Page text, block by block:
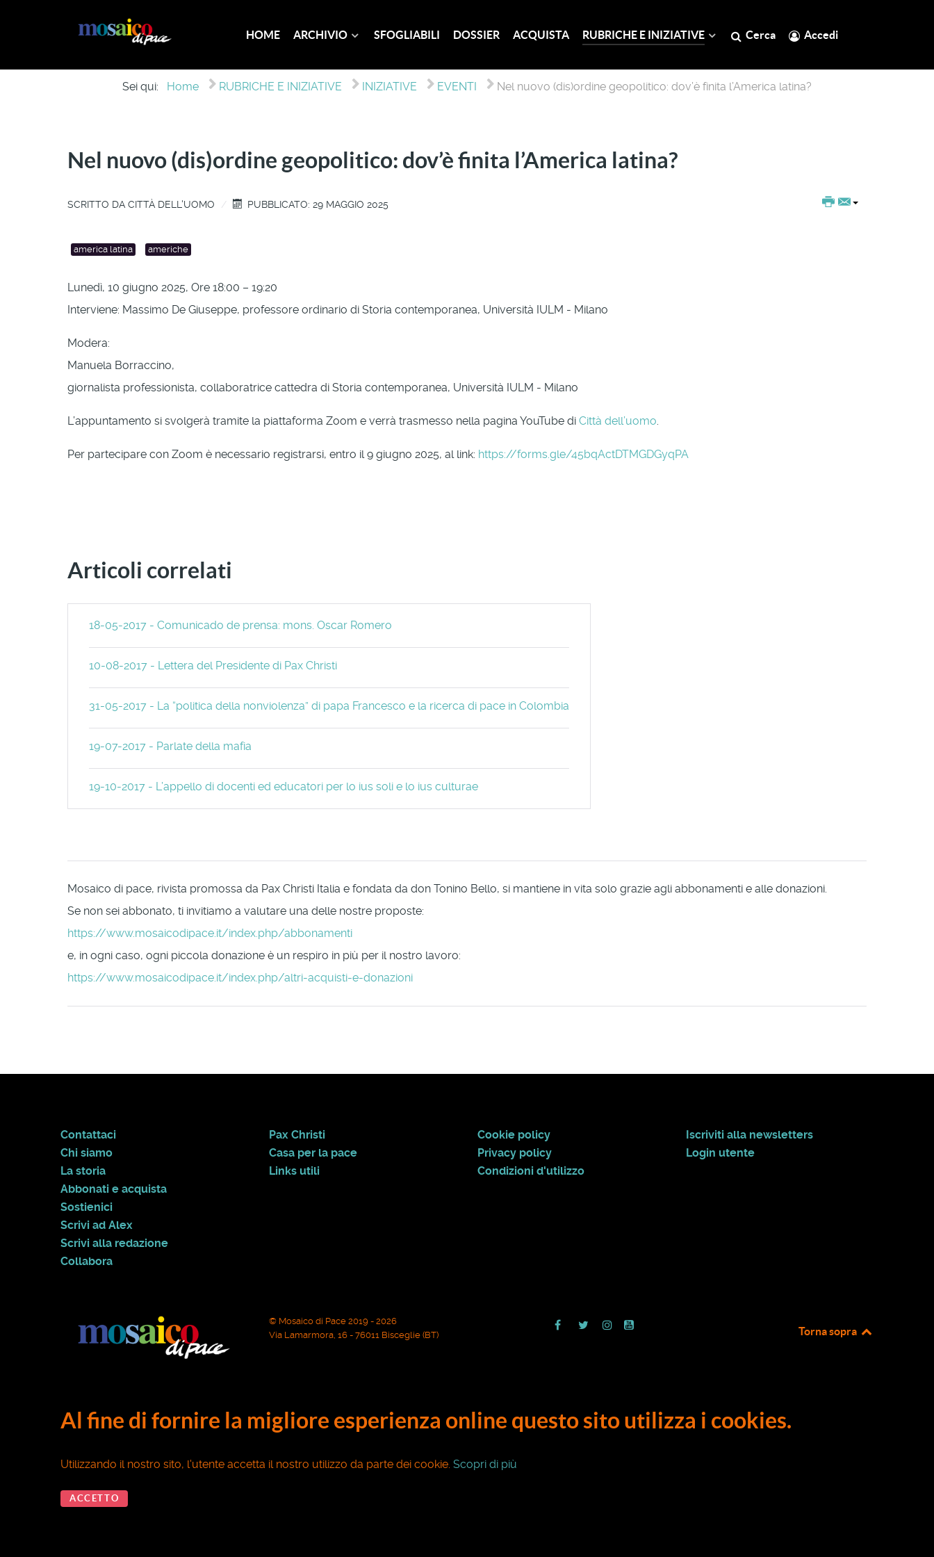
HOME ARCHIVIO SFOGLIABILI DOSSIER ACQUISTA RUBRICHE E INIZIATIVE Cerca Accedi
Sei qui: Home RUBRICHE E INIZIATIVE INIZIATIVE EVENTI Nel nuovo (dis)ordine geopolitico: dov’è finita l’America latina?
Nel nuovo (dis)ordine geopolitico: dov’è finita l’America latina?
SCRITTO DA CITTÀ DELL'UOMO PUBBLICATO: 29 MAGGIO 2025
america latina americhe
Lunedì, 10 giugno 2025, Ore 18:00 – 19:20
Interviene: Massimo De Giuseppe, professore ordinario di Storia contemporanea, Università IULM - Milano
Modera:
Manuela Borraccino,
giornalista professionista, collaboratrice cattedra di Storia contemporanea, Università IULM - Milano
L’appuntamento si svolgerà tramite la piattaforma Zoom e verrà trasmesso nella pagina YouTube di Città dell’uomo.
Per partecipare con Zoom è necessario registrarsi, entro il 9 giugno 2025, al link: https://forms.gle/45bqActDTMGDGyqPA
Articoli correlati
18-05-2017 - Comunicado de prensa: mons. Oscar Romero
10-08-2017 - Lettera del Presidente di Pax Christi
31-05-2017 - La “politica della nonviolenza” di papa Francesco e la ricerca di pace in Colombia
19-07-2017 - Parlate della mafia
19-10-2017 - L’appello di docenti ed educatori per lo ius soli e lo ius culturae
Mosaico di pace, rivista promossa da Pax Christi Italia e fondata da don Tonino Bello, si mantiene in vita solo grazie agli abbonamenti e alle donazioni.
Se non sei abbonato, ti invitiamo a valutare una delle nostre proposte:
https://www.mosaicodipace.it/index.php/abbonamenti
e, in ogni caso, ogni piccola donazione è un respiro in più per il nostro lavoro:
https://www.mosaicodipace.it/index.php/altri-acquisti-e-donazioni
Contattaci
Chi siamo
La storia
Abbonati e acquista
Sostienici
Scrivi ad Alex
Scrivi alla redazione
Collabora
Pax Christi
Casa per la pace
Links utili
Cookie policy
Privacy policy
Condizioni d'utilizzo
Iscriviti alla newsletters
Login utente
© Mosaico di Pace 2019 - 2026
Via Lamarmora, 16 - 76011 Bisceglie (BT)
Torna sopra
Al fine di fornire la migliore esperienza online questo sito utilizza i cookies.
Utilizzando il nostro sito, l'utente accetta il nostro utilizzo da parte dei cookie. Scopri di più
ACCETTO